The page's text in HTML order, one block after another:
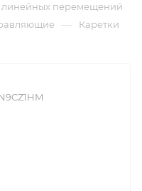
линейных перемещений
— Каретки